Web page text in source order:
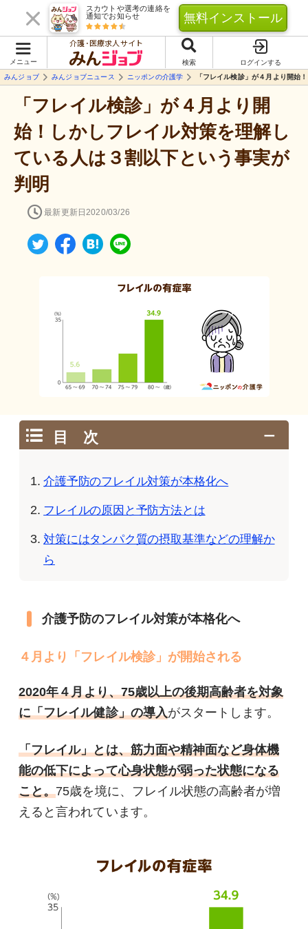
スカウトや選考の連絡を
通知でお知らせ
無料インストール
メニュー
介護･医療求人サイト
検索
ログインする
みんジョブ
みんジョブニュース ニッポンの介護学 「フレイル検診」が４月より開始
「フレイル検診」が４月より開
始！しかしフレイル対策を理解し
ている人は３割以下という事実が
判明
最新更新日2020/03/26
目 次
介護予防のフレイル対策が本格化へ
フレイルの原因と予防方法とは
対策にはタンパク質の摂取基準などの理解か
ら
介護予防のフレイル対策が本格化へ
４月より「フレイル検診」が開始される
2020年４月より、75歳以上の後期高齢者を対象
に「フレイル健診」の導入がスタートします。
「フレイル」とは、筋力面や精神面など身体機
能の低下によって心身状態が弱った状態になる
こと。75歳を境に、フレイル状態の高齢者が増
えると言われています。